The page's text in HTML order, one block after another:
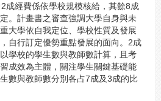
成經費係依學校規模核給，其餘8成
。計畫書之審查強調大學自身與未
大學依自我定位、學校性質及發展
自行訂定優勢重點發展的面向。2成
學校的學生數與教師數計算，且考
成效為主體，關注學生關鍵基礎能
數與教師數分別各占7成及3成的比